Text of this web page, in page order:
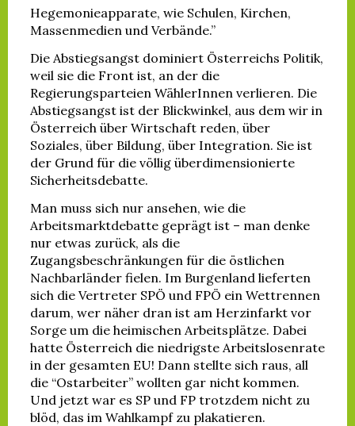
Hegemonieapparate, wie Schulen, Kirchen,
Massenmedien und Verbände.”
Die Abstiegsangst dominiert Österreichs Politik,
weil sie die Front ist, an der die
Regierungsparteien WählerInnen verlieren. Die
Abstiegsangst ist der Blickwinkel, aus dem wir in
Österreich über Wirtschaft reden, über
Soziales, über Bildung, über Integration. Sie ist
der Grund für die völlig überdimensionierte
Sicherheitsdebatte.
Man muss sich nur ansehen, wie die
Arbeitsmarktdebatte geprägt ist – man denke
nur etwas zurück, als die
Zugangsbeschränkungen für die östlichen
Nachbarländer fielen. Im Burgenland lieferten
sich die Vertreter SPÖ und FPÖ ein Wettrennen
darum, wer näher dran ist am Herzinfarkt vor
Sorge um die heimischen Arbeitsplätze. Dabei
hatte Österreich die niedrigste Arbeitslosenrate
in der gesamten EU! Dann stellte sich raus, all
die “Ostarbeiter” wollten gar nicht kommen.
Und jetzt war es SP und FP trotzdem nicht zu
blöd, das im Wahlkampf zu plakatieren.